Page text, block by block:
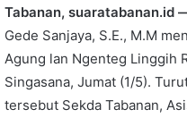
Tabanan, suaratabanan.id
Gede Sanjaya, S.E., M.M
Agung lan Ngenteg Linggih
Singasana, Jumat (1/5).
tersebut Sekda Tabanan,